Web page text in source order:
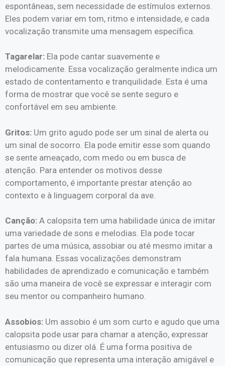
espontâneas, sem necessidade de estímulos externos.
Eles podem variar em tom, ritmo e intensidade, e cada
vocalização transmite uma mensagem específica.
Tagarelar: Ela pode cantar suavemente e
melodicamente. Essa vocalização geralmente indica um
estado de contentamento e tranquilidade. Esta é uma
forma de mostrar que você se sente seguro e
confortável em seu ambiente.
Gritos: Um grito agudo pode ser um sinal de alerta ou
um sinal de socorro. Ela pode emitir esse som quando
se sente ameaçado, com medo ou em busca de
atenção. Para entender os motivos desse
comportamento, é importante prestar atenção ao
contexto e à linguagem corporal da ave.
Canção: A calopsita tem uma habilidade única de imitar
uma variedade de sons e melodias. Ela pode tocar
partes de uma música, assobiar ou até mesmo imitar a
fala humana. Essas vocalizações demonstram
habilidades de aprendizado e comunicação e também
são uma maneira de você se expressar e interagir com
seu mentor ou companheiro humano.
Assobios: Um assobio é um som curto e agudo que uma
calopsita pode usar para chamar a atenção, expressar
entusiasmo ou dizer olá. É uma forma positiva de
comunicação que representa uma interação amigável e